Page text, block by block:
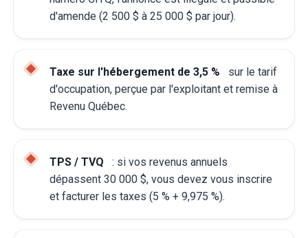
d'amende (2 500 $ à 25 000 $ par jour).
Taxe sur l'hébergement de 3,5 %
sur le tarif
d'occupation, perçue par l'exploitant et remise à
Revenu Québec.
TPS / TVQ
: si vos revenus annuels
dépassent 30 000 $, vous devez vous inscrire
et facturer les taxes (5 % + 9,975 %).